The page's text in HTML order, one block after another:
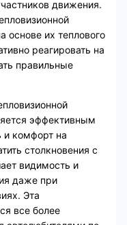
движения.
основе их теплового
реагировать на
правильные
эффективным
и комфорт на
столкновения с
видимость и
даже при
Эта
все более